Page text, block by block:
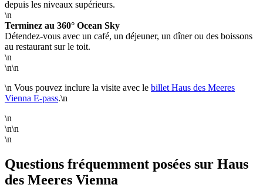
depuis les niveaux supérieurs.
\n
Terminez au 360° Ocean Sky
Détendez-vous avec un café, un déjeuner, un dîner ou des boissons
au restaurant sur le toit.
\n
\n\n
\n Vous pouvez inclure la visite avec le billet Haus des Meeres
Vienna E-pass.\n
\n
\n\n
\n
Questions fréquemment posées sur Haus
des Meeres Vienna